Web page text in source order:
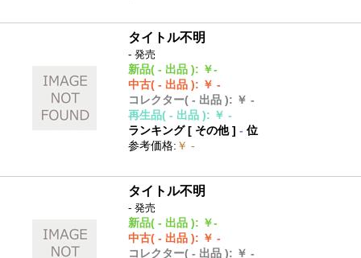
タイトル不明
- 発売
新品( - 出品 ): ￥-
中古( - 出品 ): ￥ -
コレクター( - 出品 ): ￥ -
再生品( - 出品 ): ￥ -
ランキング [ その他]- 位
参考価格: ￥ -
タイトル不明
- 発売
新品( - 出品 ): ￥-
中古( - 出品 ): ￥ -
コレクター( - 出品 ): ￥ -